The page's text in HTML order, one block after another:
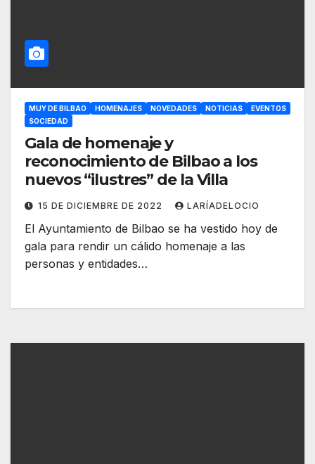
MUY DE BILBAO HOMENAJES NOVEDADES NOTICIAS
EVENTOS
SOCIEDAD
Gala de homenaje y
reconocimiento de Bilbao a los
nuevos “ilustres” de la Villa
15 DE DICIEMBRE DE 2022 LARÍADELOCIO
El Ayuntamiento de Bilbao se ha vestido hoy de
gala para rendir un cálido homenaje a las
personas y entidades…